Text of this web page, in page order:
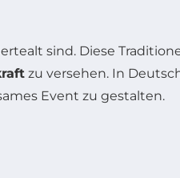
sind. Diese
zu versehen. In
Event zu gestalten.